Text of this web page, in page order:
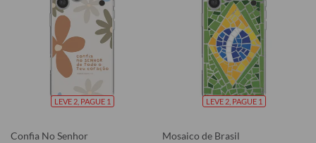
LEVE 2, PAGUE 1
Confia No Senhor
LEVE 2, PAGUE 1
Mosaico de Brasil